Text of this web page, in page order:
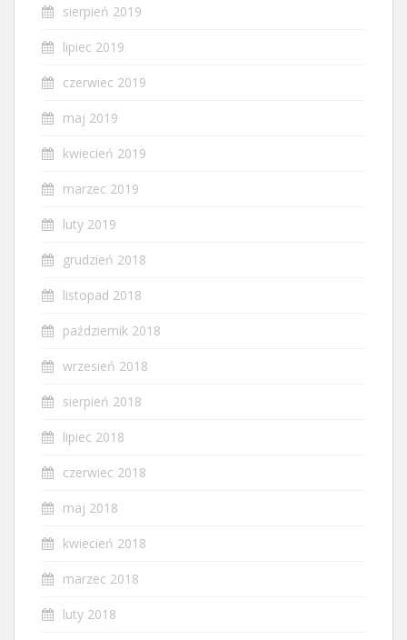
sierpień 2019
lipiec 2019
czerwiec 2019
maj 2019
kwiecień 2019
marzec 2019
luty 2019
grudzień 2018
listopad 2018
październik 2018
wrzesień 2018
sierpień 2018
lipiec 2018
czerwiec 2018
maj 2018
kwiecień 2018
marzec 2018
luty 2018